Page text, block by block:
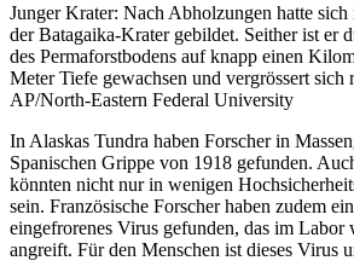
Junger Krater: Nach Abholzungen hatte sich
der Batagaika-Krater gebildet. Seither ist er
des Permaforstbodens auf knapp einen
Meter Tiefe gewachsen und vergrössert sich
AP/North-Eastern Federal University
In Alaskas Tundra haben Forscher in
Spanischen Grippe von 1918 gefunden.
könnten nicht nur in wenigen
sein. Französische Forscher haben zudem
eingefrorenes Virus gefunden, das im Labor
angreift. Für den Menschen ist dieses Virus